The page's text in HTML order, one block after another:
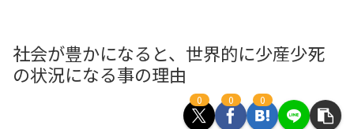
社会が豊かになると、世界的に少産少死
の状況になる事の理由
0 0 0